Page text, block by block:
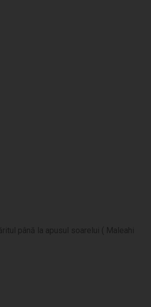
până la apusul soarelui ( Maleahi